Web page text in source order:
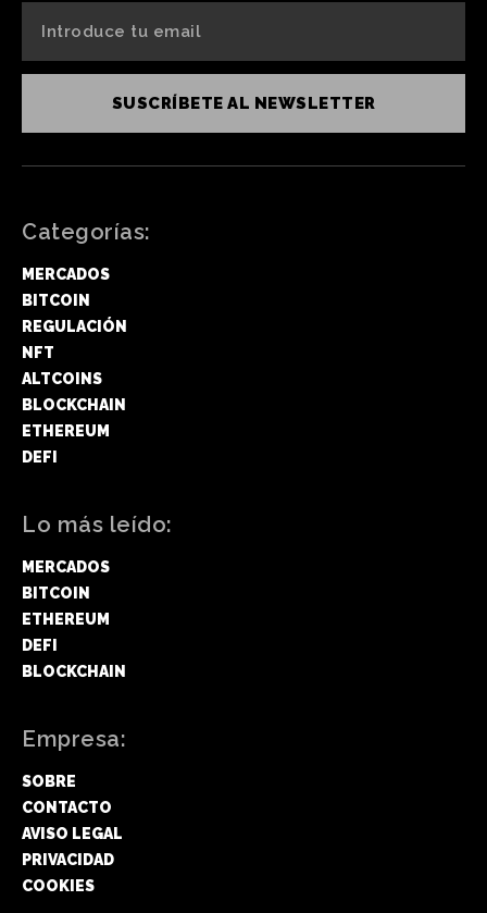
SUSCRÍBETE AL NEWSLETTER
Categorías:
MERCADOS
BITCOIN
REGULACIÓN
NFT
ALTCOINS
BLOCKCHAIN
ETHEREUM
DEFI
Lo más leído:
MERCADOS
BITCOIN
ETHEREUM
DEFI
BLOCKCHAIN
Empresa:
SOBRE
CONTACTO
AVISO LEGAL
PRIVACIDAD
COOKIES